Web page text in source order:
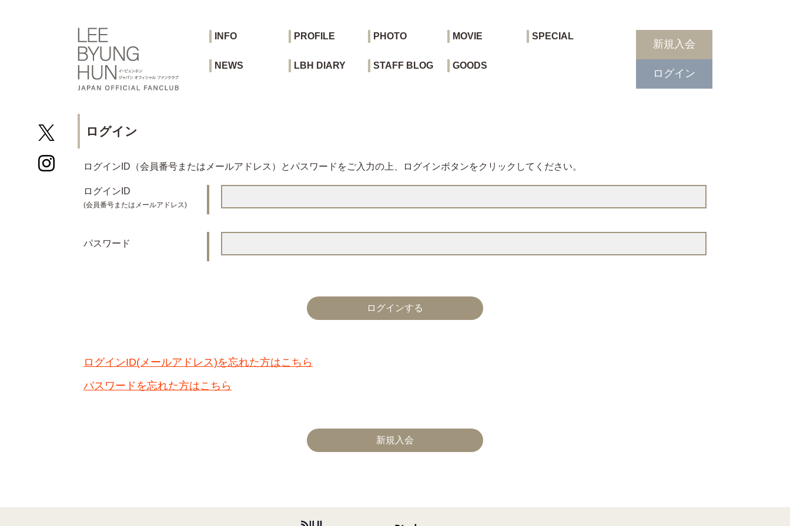
INFO PROFILE PHOTO MOVIE SPECIAL
NEWS LBH DIARY STAFF BLOG GOODS
新規入会
ログイン
ログイン
ログインID（会員番号またはメールアドレス）とパスワードをご入力の上、ログインボタンをクリックしてください。
ログインID
(会員番号またはメールアドレス)
パスワード
ログインID(メールアドレス)を忘れた方はこちら
パスワードを忘れた方はこちら
新規入会